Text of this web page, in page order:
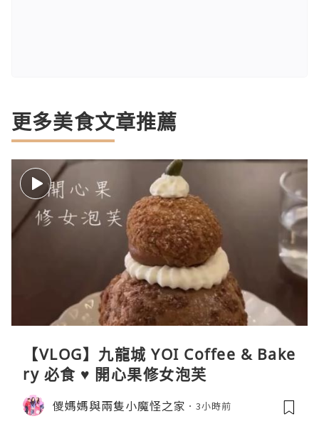
更多美食文章推薦
【VLOG】九龍城 YOI Coffee & Bake
ry 必食 ♥ 開心果修女泡芙
儍媽媽與兩隻小魔怪之家 3小時前